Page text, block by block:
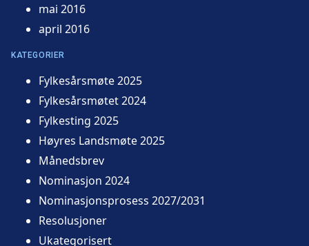
mai 2016
april 2016
KATEGORIER
Fylkesårsmøte 2025
Fylkesårsmøtet 2024
Fylkesting 2025
Høyres Landsmøte 2025
Månedsbrev
Nominasjon 2024
Nominasjonsprosess 2027/2031
Resolusjoner
Ukategorisert